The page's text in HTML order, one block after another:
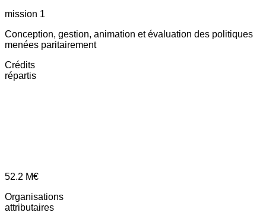
mission 1
Conception, gestion, animation et évaluation des politiques
menées paritairement
Crédits
répartis
52.2 M€
Organisations
attributaires